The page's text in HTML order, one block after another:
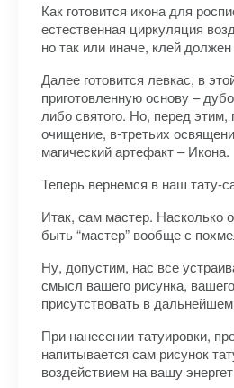
Как готовится икона для
естественная циркуляция
но так или иначе, клей
Далее готовится левкас, в
приготовленную основу –
либо святого. Но, перед
очищение, в-третьих
магический артефакт – Икона.
Теперь вернемся в наш тату-
Итак, сам мастер. Насколько
быть “мастер” вообще с
Ну, допустим, нас все
смысл вашего рисунка,
присутствовать в
При нанесении татуировки,
напитывается сам рисунок
воздействием на вашу